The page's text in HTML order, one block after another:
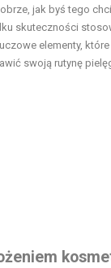
jak byś tego
skuteczności
elementy,
swoją rutynę